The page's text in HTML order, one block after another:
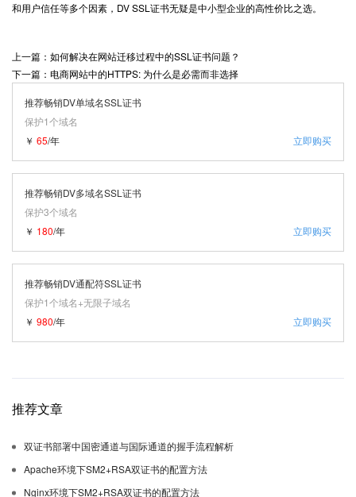
和用户信任等多个因素，DV SSL证书无疑是中小型企业的高性价比之选。
上一篇：如何解决在网站迁移过程中的SSL证书问题？
下一篇：电商网站中的HTTPS: 为什么是必需而非选择
推荐畅销DV单域名SSL证书
保护1个域名
立即购买
￥ 65/年
推荐畅销DV多域名SSL证书
保护3个域名
立即购买
￥ 180/年
推荐畅销DV通配符SSL证书
保护1个域名+无限子域名
立即购买
￥ 980/年
推荐文章
双证书部署中国密通道与国际通道的握手流程解析
Apache环境下SM2+RSA双证书的配置方法
Nginx环境下SM2+RSA双证书的配置方法